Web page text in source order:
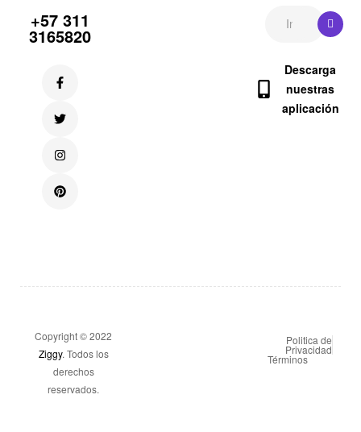
+57 311
3165820
Descarga
nuestras
aplicación
Copyright © 2022
Ziggy. Todos los
derechos
reservados.
Politica de
Privacidad
Términos